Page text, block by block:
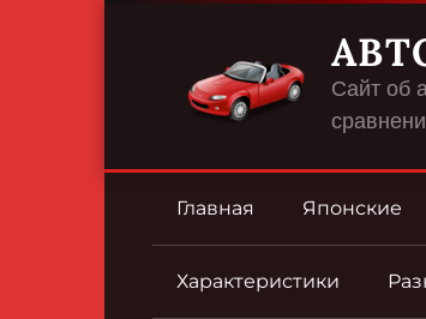
Сайт об
Главная Японские
Характеристики